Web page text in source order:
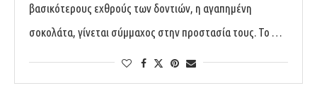
βασικότερους εχθρούς των δοντιών, η αγαπημένη
σοκολάτα, γίνεται σύμμαχος στην προστασία τους. Το …